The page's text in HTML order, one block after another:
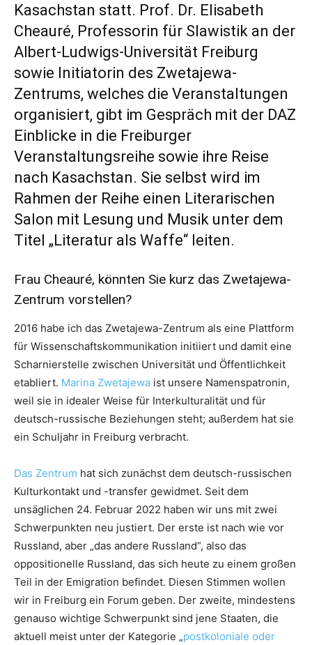
Kasachstan statt. Prof. Dr. Elisabeth
Cheauré, Professorin für Slawistik an der
Albert-Ludwigs-Universität Freiburg
sowie Initiatorin des Zwetajewa-
Zentrums, welches die Veranstaltungen
organisiert, gibt im Gespräch mit der DAZ
Einblicke in die Freiburger
Veranstaltungsreihe sowie ihre Reise
nach Kasachstan. Sie selbst wird im
Rahmen der Reihe einen Literarischen
Salon mit Lesung und Musik unter dem
Titel „Literatur als Waffe“ leiten.
Frau Cheauré, könnten Sie kurz das Zwetajewa-
Zentrum vorstellen?
2016 habe ich das Zwetajewa-Zentrum als eine Plattform
für Wissenschaftskommunikation initiiert und damit eine
Scharnierstelle zwischen Universität und Öffentlichkeit
etabliert. Marina Zwetajewa ist unsere Namenspatronin,
weil sie in idealer Weise für Interkulturalität und für
deutsch-russische Beziehungen steht; außerdem hat sie
ein Schuljahr in Freiburg verbracht.
Das Zentrum hat sich zunächst dem deutsch-russischen
Kulturkontakt und -transfer gewidmet. Seit dem
unsäglichen 24. Februar 2022 haben wir uns mit zwei
Schwerpunkten neu justiert. Der erste ist nach wie vor
Russland, aber „das andere Russland“, also das
oppositionelle Russland, das sich heute zu einem großen
Teil in der Emigration befindet. Diesen Stimmen wollen
wir in Freiburg ein Forum geben. Der zweite, mindestens
genauso wichtige Schwerpunkt sind jene Staaten, die
aktuell meist unter der Kategorie „postkoloniale oder